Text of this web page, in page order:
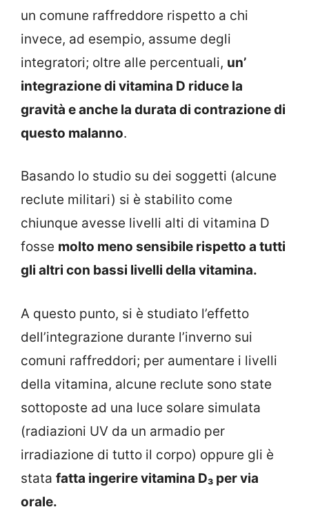
un comune raffreddore rispetto a chi
invece, ad esempio, assume degli
integratori; oltre alle percentuali, un’
integrazione di vitamina D riduce la
gravità e anche la durata di contrazione di
questo malanno.
Basando lo studio su dei soggetti (alcune
reclute militari) si è stabilito come
chiunque avesse livelli alti di vitamina D
fosse molto meno sensibile rispetto a tutti
gli altri con bassi livelli della vitamina.
A questo punto, si è studiato l’effetto
dell’integrazione durante l’inverno sui
comuni raffreddori; per aumentare i livelli
della vitamina, alcune reclute sono state
sottoposte ad una luce solare simulata
(radiazioni UV da un armadio per
irradiazione di tutto il corpo) oppure gli è
stata fatta ingerire vitamina D₃ per via
orale.